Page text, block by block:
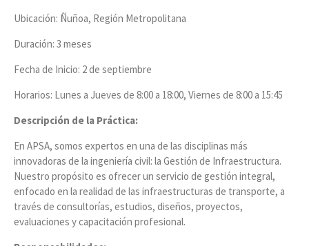
Ubicación: Ñuñoa, Región Metropolitana
Duración: 3 meses
Fecha de Inicio: 2 de septiembre
Horarios: Lunes a Jueves de 8:00 a 18:00, Viernes de 8:00 a 15:45
Descripción de la Práctica:
En APSA, somos expertos en una de las disciplinas más
innovadoras de la ingeniería civil: la Gestión de Infraestructura.
Nuestro propósito es ofrecer un servicio de gestión integral,
enfocado en la realidad de las infraestructuras de transporte, a
través de consultorías, estudios, diseños, proyectos,
evaluaciones y capacitación profesional.